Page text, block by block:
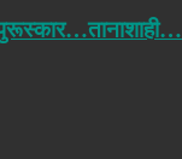
पुरूस्कार…तानाशाही…